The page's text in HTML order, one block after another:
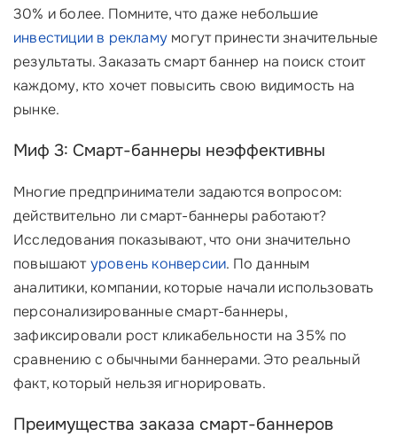
30% и более. Помните, что даже небольшие
инвестиции в рекламу могут принести значительные
результаты. Заказать смарт баннер на поиск стоит
каждому, кто хочет повысить свою видимость на
рынке.
Миф 3: Смарт-баннеры неэффективны
Многие предприниматели задаются вопросом:
действительно ли смарт-баннеры работают?
Исследования показывают, что они значительно
повышаютуровень конверсии. По данным
аналитики, компании, которые начали использовать
персонализированные смарт-баннеры,
зафиксировали рост кликабельности на 35% по
сравнению с обычными баннерами. Это реальный
факт, который нельзя игнорировать.
Преимущества заказа смарт-баннеров